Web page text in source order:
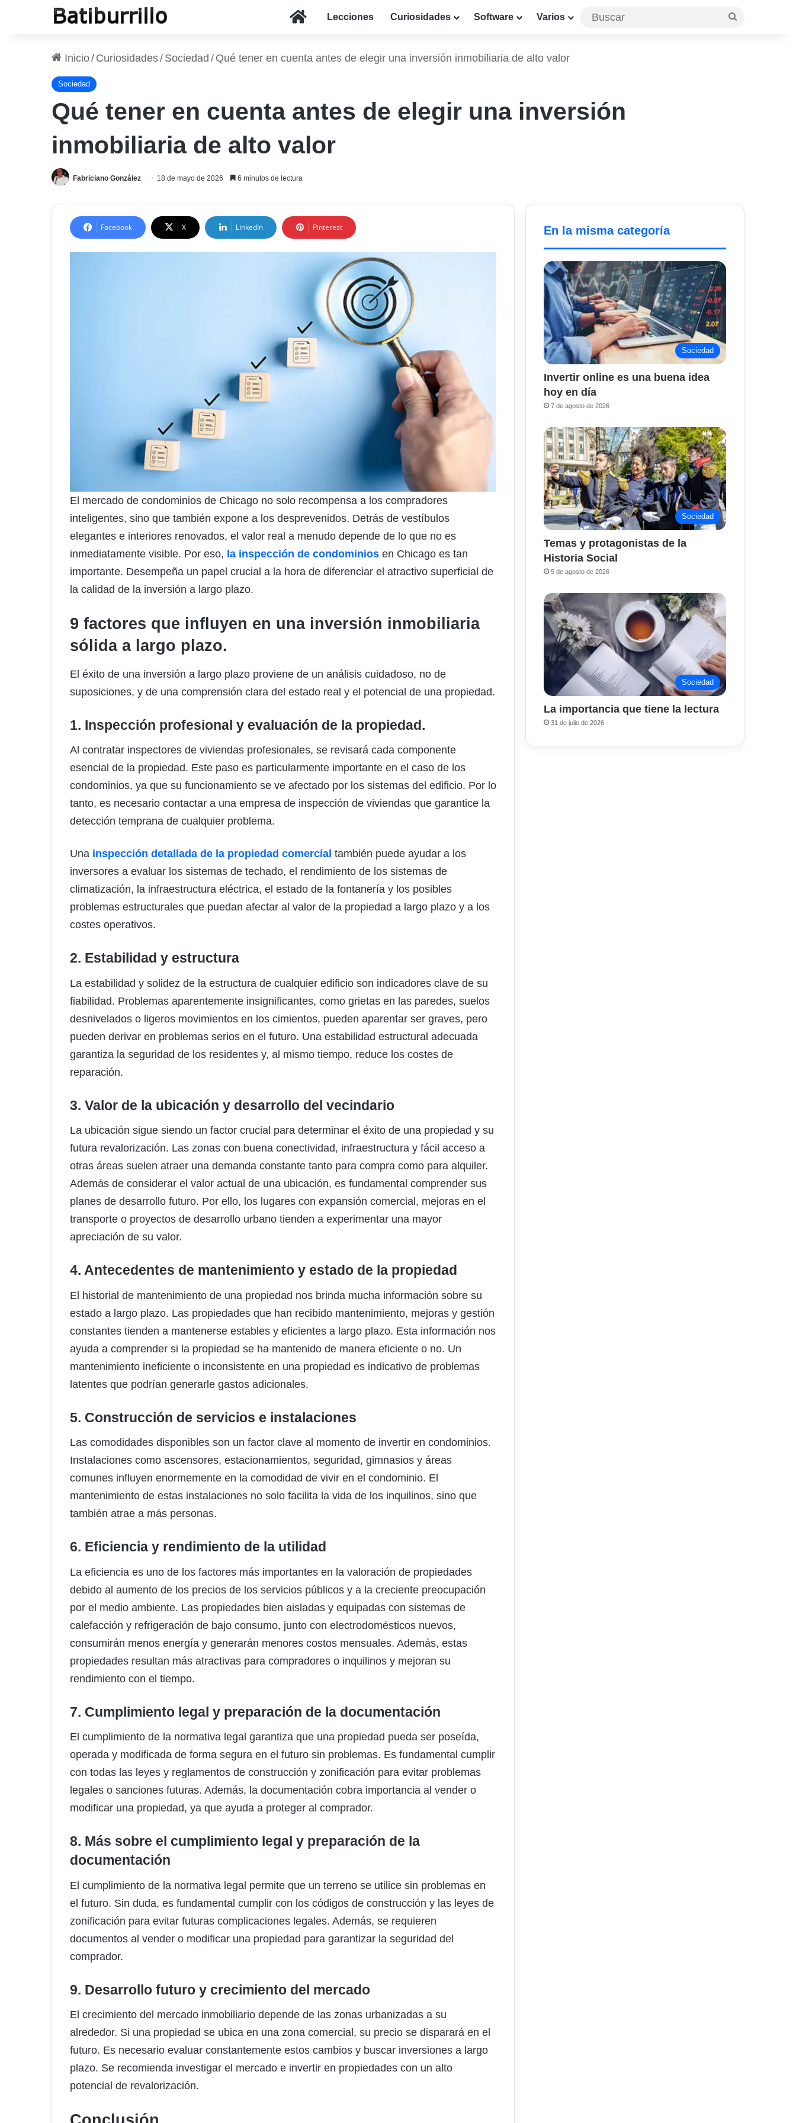
InicioLecciones Curiosidades Software Varios
Inicio/ Curiosidades/ Sociedad / Qué tener en cuenta antes de elegir una inversión inmobiliaria de alto valor
Sociedad
Qué tener en cuenta antes de elegir una inversión
inmobiliaria de alto valor
Fabriciano González 18 de mayo de 2026 6 minutos de lectura
Facebook X LinkedIn Pinterest
El mercado de condominios de Chicago no solo recompensa a los compradores
inteligentes, sino que también expone a los desprevenidos. Detrás de vestíbulos
elegantes e interiores renovados, el valor real a menudo depende de lo que no es
inmediatamente visible. Por eso, la inspección de condominios en Chicago es tan
importante. Desempeña un papel crucial a la hora de diferenciar el atractivo superficial de
la calidad de la inversión a largo plazo.
9 factores que influyen en una inversión inmobiliaria
sólida a largo plazo.
El éxito de una inversión a largo plazo proviene de un análisis cuidadoso, no de
suposiciones, y de una comprensión clara del estado real y el potencial de una propiedad.
1. Inspección profesional y evaluación de la propiedad.
Al contratar inspectores de viviendas profesionales, se revisará cada componente
esencial de la propiedad. Este paso es particularmente importante en el caso de los
condominios, ya que su funcionamiento se ve afectado por los sistemas del edificio. Por lo
tanto, es necesario contactar a una empresa de inspección de viviendas que garantice la
detección temprana de cualquier problema.
Una inspección detallada de la propiedad comercial también puede ayudar a los
inversores a evaluar los sistemas de techado, el rendimiento de los sistemas de
climatización, la infraestructura eléctrica, el estado de la fontanería y los posibles
problemas estructurales que puedan afectar al valor de la propiedad a largo plazo y a los
costes operativos.
2. Estabilidad y estructura
La estabilidad y solidez de la estructura de cualquier edificio son indicadores clave de su
fiabilidad. Problemas aparentemente insignificantes, como grietas en las paredes, suelos
desnivelados o ligeros movimientos en los cimientos, pueden aparentar ser graves, pero
pueden derivar en problemas serios en el futuro. Una estabilidad estructural adecuada
garantiza la seguridad de los residentes y, al mismo tiempo, reduce los costes de
reparación.
3. Valor de la ubicación y desarrollo del vecindario
La ubicación sigue siendo un factor crucial para determinar el éxito de una propiedad y su
futura revalorización. Las zonas con buena conectividad, infraestructura y fácil acceso a
otras áreas suelen atraer una demanda constante tanto para compra como para alquiler.
Además de considerar el valor actual de una ubicación, es fundamental comprender sus
planes de desarrollo futuro. Por ello, los lugares con expansión comercial, mejoras en el
transporte o proyectos de desarrollo urbano tienden a experimentar una mayor
apreciación de su valor.
4. Antecedentes de mantenimiento y estado de la propiedad
El historial de mantenimiento de una propiedad nos brinda mucha información sobre su
estado a largo plazo. Las propiedades que han recibido mantenimiento, mejoras y gestión
constantes tienden a mantenerse estables y eficientes a largo plazo. Esta información nos
ayuda a comprender si la propiedad se ha mantenido de manera eficiente o no. Un
mantenimiento ineficiente o inconsistente en una propiedad es indicativo de problemas
latentes que podrían generarle gastos adicionales.
5. Construcción de servicios e instalaciones
Las comodidades disponibles son un factor clave al momento de invertir en condominios.
Instalaciones como ascensores, estacionamientos, seguridad, gimnasios y áreas
comunes influyen enormemente en la comodidad de vivir en el condominio. El
mantenimiento de estas instalaciones no solo facilita la vida de los inquilinos, sino que
también atrae a más personas.
6. Eficiencia y rendimiento de la utilidad
La eficiencia es uno de los factores más importantes en la valoración de propiedades
debido al aumento de los precios de los servicios públicos y a la creciente preocupación
por el medio ambiente. Las propiedades bien aisladas y equipadas con sistemas de
calefacción y refrigeración de bajo consumo, junto con electrodomésticos nuevos,
consumirán menos energía y generarán menores costos mensuales. Además, estas
propiedades resultan más atractivas para compradores o inquilinos y mejoran su
rendimiento con el tiempo.
7. Cumplimiento legal y preparación de la documentación
El cumplimiento de la normativa legal garantiza que una propiedad pueda ser poseída,
operada y modificada de forma segura en el futuro sin problemas. Es fundamental cumplir
con todas las leyes y reglamentos de construcción y zonificación para evitar problemas
legales o sanciones futuras. Además, la documentación cobra importancia al vender o
modificar una propiedad, ya que ayuda a proteger al comprador.
8. Más sobre el cumplimiento legal y preparación de la
documentación
El cumplimiento de la normativa legal permite que un terreno se utilice sin problemas en
el futuro. Sin duda, es fundamental cumplir con los códigos de construcción y las leyes de
zonificación para evitar futuras complicaciones legales. Además, se requieren
documentos al vender o modificar una propiedad para garantizar la seguridad del
comprador.
9. Desarrollo futuro y crecimiento del mercado
El crecimiento del mercado inmobiliario depende de las zonas urbanizadas a su
alrededor. Si una propiedad se ubica en una zona comercial, su precio se disparará en el
futuro. Es necesario evaluar constantemente estos cambios y buscar inversiones a largo
plazo. Se recomienda investigar el mercado e invertir en propiedades con un alto
potencial de revalorización.
En la misma categoría
Sociedad
Invertir online es una buena idea
hoy en día
7 de agosto de 2026
Sociedad
Temas y protagonistas de la
Historia Social
5 de agosto de 2026
Sociedad
La importancia que tiene la lectura
31 de julio de 2026